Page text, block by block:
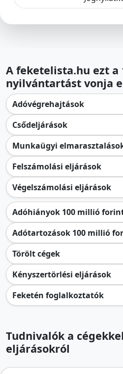
A feketelista.hu ezt a
nyilvántartást vonja
Adóvégrehajtások
Csődeljárások
Munkaügyi
Felszámolási eljárások
Végelszámolási eljárások
Adóhiányok 100 millió
Adótartozások 100 millió
Törölt cégek
Kényszertörlési eljárások
Feketén foglalkoztatók
Tudnivalók a
eljárásokról